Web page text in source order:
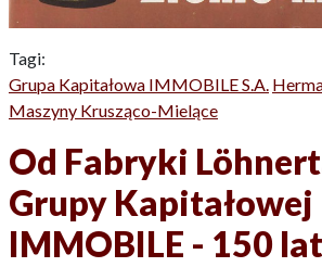
Tagi:
Grupa Kapitałowa IMMOBILE S.A.
Maszyny Krusząco-Mielące
Od Fabryki
Grupy Kapitałowej
IMMOBILE - 150